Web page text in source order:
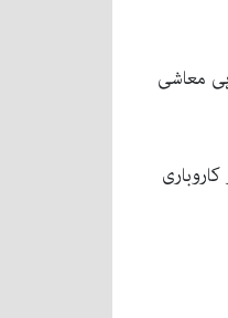
معاشی